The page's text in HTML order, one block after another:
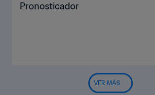
Pronosticador
VER MÁS